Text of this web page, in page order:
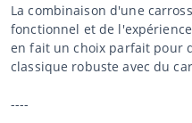
La combinaison d'une
fonctionnel et de
en fait un choix parfait pour
classique robuste avec du
----